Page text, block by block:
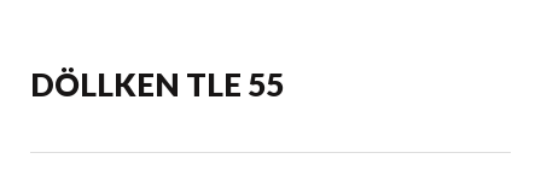
DÖLLKEN TLE 55